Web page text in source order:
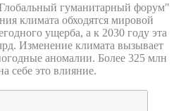
гуманитарный форум"
климата обходятся мировой
ущерба, а к 2030 году эта
Изменение климата вызывает
аномалии. Более 325 млн
себе это влияние.